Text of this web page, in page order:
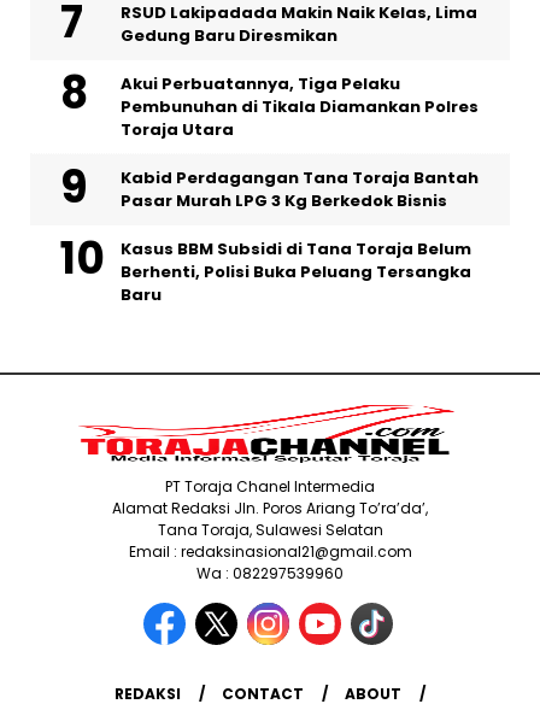
RSUD Lakipadada Makin Naik Kelas, Lima
Gedung Baru Diresmikan
Akui Perbuatannya, Tiga Pelaku
Pembunuhan di Tikala Diamankan Polres
Toraja Utara
Kabid Perdagangan Tana Toraja Bantah
Pasar Murah LPG 3 Kg Berkedok Bisnis
Kasus BBM Subsidi di Tana Toraja Belum
Berhenti, Polisi Buka Peluang Tersangka
Baru
PT Toraja Chanel Intermedia
Alamat Redaksi Jln. Poros Ariang To’ra’da’,
Tana Toraja, Sulawesi Selatan
Email : redaksinasional21@gmail.com
Wa : 082297539960
REDAKSI CONTACT ABOUT